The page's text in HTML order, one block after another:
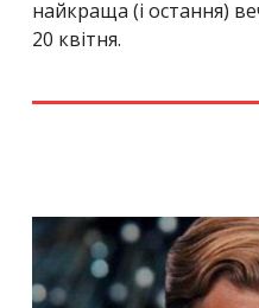
найкраща (і остання)
20 квітня.